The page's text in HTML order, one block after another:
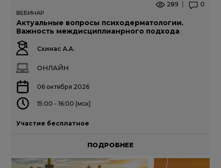
289 0
ВЕБИНАР
Актуальные вопросы психодерматологии.
Важность междисциплианрного подхода
Схинас А.А.
ОНЛАЙН
06 октября 2026
15:00 - 16:00 (мск)
Участие бесплатное
ПОДРОБНЕЕ